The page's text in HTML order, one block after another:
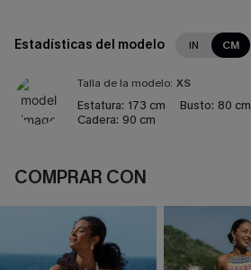
Estadísticas del modelo IN CM
Talla de la modelo: XS
Estatura: 173 cm Busto: 80 cm
Cadera: 90 cm
COMPRAR CON